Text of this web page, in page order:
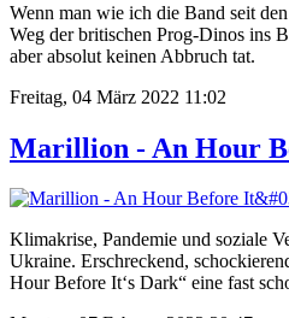
Wenn man wie ich die Band seit
Weg der britischen Prog-Dinos ins
aber absolut keinen Abbruch tat.
Freitag, 04 März 2022 11:02
Marillion - An Hour
Klimakrise, Pandemie und soziale
Ukraine. Erschreckend,
Hour Before It‘s Dark“ eine fast